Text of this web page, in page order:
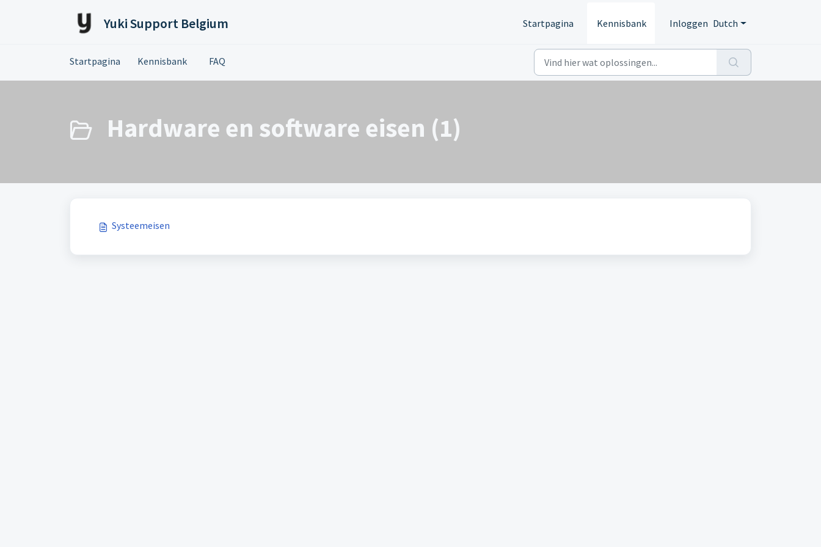
Yuki Support Belgium Startpagina Kennisbank Inloggen Dutch
Startpagina Kennisbank FAQ
Hardware en software eisen (1)
Systeemeisen